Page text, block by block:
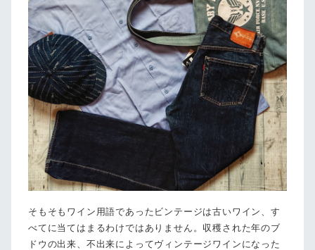
そもそもワイン用語であったビンテージは古いワイン、す
べてに当てはまるわけではありません。収穫された年のブ
ドウの出来、不出来によってヴィンテージワインになった